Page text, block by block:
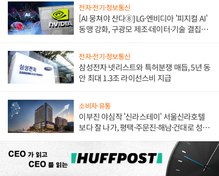
전자·전기·정보통신
[AI 뭉쳐야 산다⑧] LG·엔비디아 '피지컬 AI'
동맹 강화, 구광모 제조·데이터·기술 결집
전자·전기·정보통신
삼성전자 넷리스트와 특허분쟁 매듭, 5년 동
안 최대 1.3조 라이선스비 지급
소비자·유통
이부진 야심작 '신라스테이' 서울신라호텔
보다 잘 나가, 평택·주문진·해남·건대로 성